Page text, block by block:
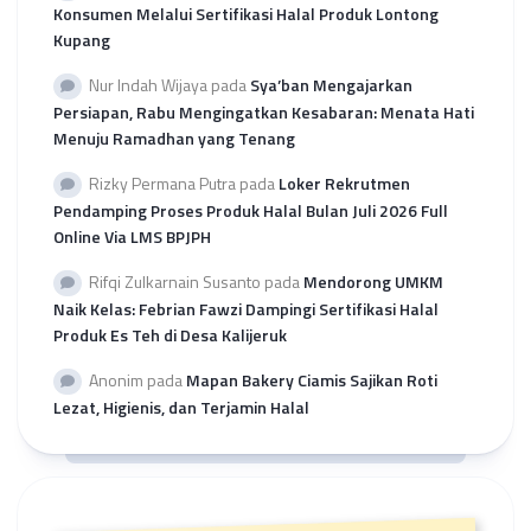
Konsumen Melalui Sertifikasi Halal Produk Lontong
Kupang
Nur Indah WijayapadaSya’ban Mengajarkan
Persiapan, Rabu Mengingatkan Kesabaran: Menata Hati
Menuju Ramadhan yang Tenang
Rizky Permana PutrapadaLoker Rekrutmen
Pendamping Proses Produk Halal Bulan Juli 2026 Full
Online Via LMS BPJPH
Rifqi Zulkarnain Susanto padaMendorong UMKM
Naik Kelas: Febrian Fawzi Dampingi Sertifikasi Halal
Produk Es Teh di Desa Kalijeruk
Anonim padaMapan Bakery Ciamis Sajikan Roti
Lezat, Higienis, dan Terjamin Halal